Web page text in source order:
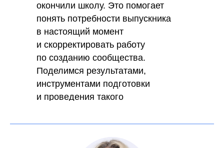
окончили школу. Это помогает
понять потребности выпускника
в настоящий момент
и скорректировать работу
по созданию сообщества.
Поделимся результатами,
инструментами подготовки
и проведения такого